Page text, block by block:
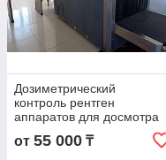
Дозиметрический
контроль рентген
аппаратов для досмотра
от 55 000 ₸